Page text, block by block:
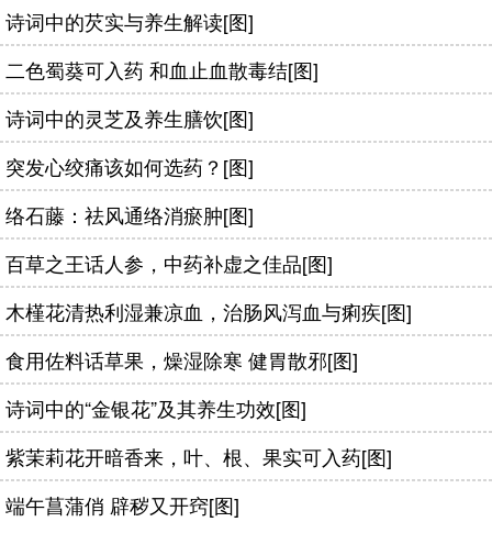
诗词中的芡实与养生解读[图]
二色蜀葵可入药 和血止血散毒结[图]
诗词中的灵芝及养生膳饮[图]
突发心绞痛该如何选药？[图]
络石藤：祛风通络消瘀肿[图]
百草之王话人参，中药补虚之佳品[图]
木槿花清热利湿兼凉血，治肠风泻血与痢疾[图]
食用佐料话草果，燥湿除寒 健胃散邪[图]
诗词中的“金银花”及其养生功效[图]
紫茉莉花开暗香来，叶、根、果实可入药[图]
端午菖蒲俏 辟秽又开窍[图]